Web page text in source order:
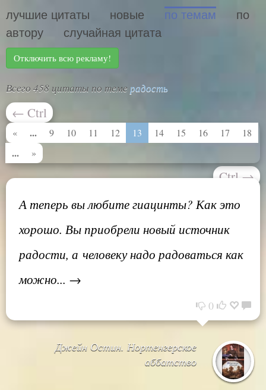
лучшие цитаты новые по темам
по
автору
случайная цитата
Отключить всю рекламу!
Всего 458 цитаты по теме радость
← Ctrl
« ... 9 10 11 12 13 14 15 16 17 18
... »
Ctrl →
А теперь вы любите гиацинты? Как это
хорошо. Вы приобрели новый источник
радости, а человеку надо радоваться как
можно... →
0
Джейн Остин. Нортенгерское
аббатство